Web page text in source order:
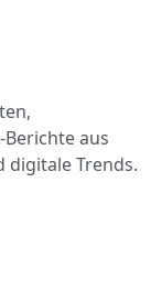
aus
digitale Trends.